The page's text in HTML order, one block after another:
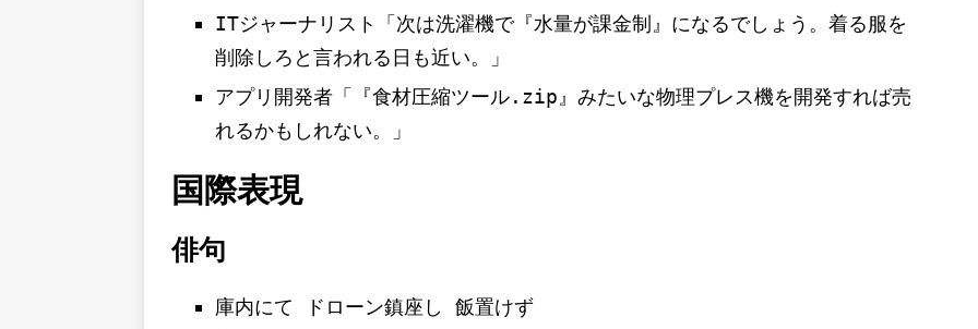
ITジャーナリスト「次は洗濯機で『水量が課金制』になるでしょう。着る服を
削除しろと言われる日も近い。」
アプリ開発者「『食材圧縮ツール.zip』みたいな物理プレス機を開発すれば売
れるかもしれない。」
国際表現
俳句
庫内にて ドローン鎮座し 飯置けず